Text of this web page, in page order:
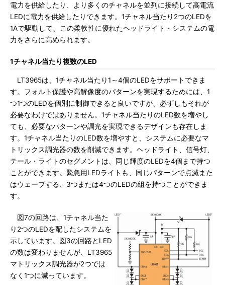
電力を供給したり、より多くのチャネルを並列に接続して高電流
LEDに電力を供給したりできます。1チャネル当たり2つのLEDを
1Aで駆動して、この柔軟性に優れたヘッドライト・システムの電
力をさらに高められます。
1チャネル当たり複数のLED
LT3965は、1チャネル当たり1～4個のLEDをサポートできま
す。フォルト保護や高解像度のパターンを実現するためには、1
つ1つのLEDを個別に制御できると良いですが、必ずしもそれが
必要なわけではありません。1チャネル当たりのLED数を増やし
ても、必要なパターンや調光を実現できるデザインも存在しま
す。1チャネル当たりのLED数を増やすと、システムに必要なマ
トリックス調光器の数を削減できます。ヘッドライト、信号灯、
テール・ライトのセグメントは、同じ輝度のLEDを4個まで持つ
ことができます。緊急用LEDライトも、同じパターンで点滅また
はウェーブする、3つまたは4つのLEDの組を持つことができま
す。
図7の回路は、1チャネル当た
り2つのLEDを配したシステムを
示しています。図3の回路とLED
の数は変わりませんが、LT3965
マトリックス調光器が2つでは
なく1つに減っています。